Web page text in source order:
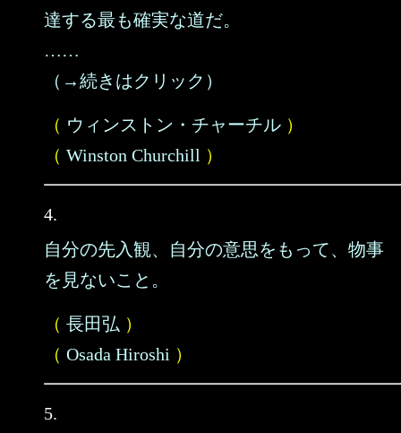
達する最も確実な道だ。
……
（→続きはクリック）
（ ウィンストン・チャーチル ）
（ Winston Churchill ）
4.
自分の先入観、自分の意思をもって、物事
を見ないこと。
（ 長田弘 ）
（ Osada Hiroshi ）
5.